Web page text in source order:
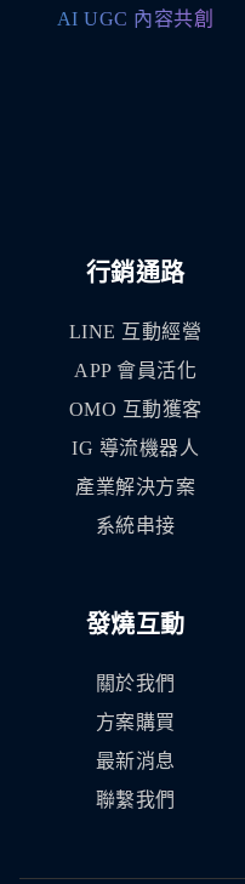
AI UGC 內容共創
行銷通路
LINE 互動經營
APP 會員活化
OMO 互動獲客
IG 導流機器人
產業解決方案
系統串接
發燒互動
關於我們
方案購買
最新消息
聯繫我們